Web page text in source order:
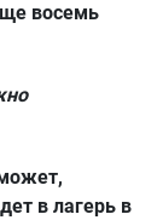
восемь
в лагерь в